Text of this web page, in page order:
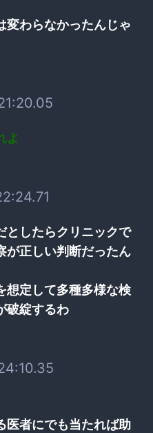
変わらなかったんじゃ
よ
としたらクリニックで
が正しい判断だったん
想定して多種多様な検
破綻するわ
医者にでも当たれば助